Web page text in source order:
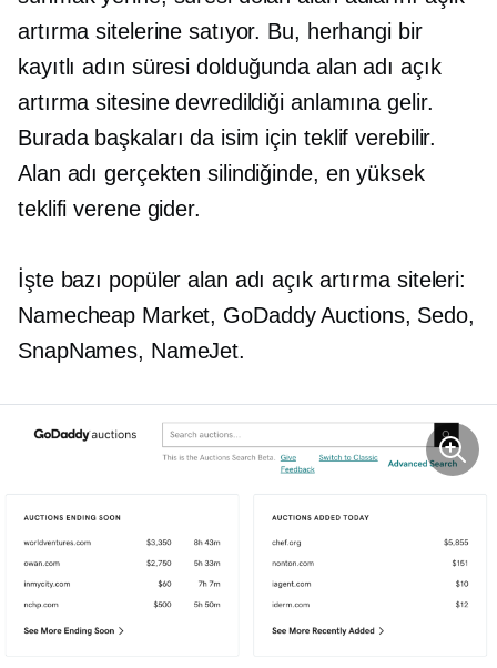
artırma sitelerine satıyor. Bu, herhangi bir
kayıtlı adın süresi dolduğunda alan adı açık
artırma sitesine devredildiği anlamına gelir.
Burada başkaları da isim için teklif verebilir.
Alan adı gerçekten silindiğinde, en yüksek
teklifi verene gider.
İşte bazı popüler alan adı açık artırma siteleri:
Namecheap Market, GoDaddy Auctions, Sedo,
SnapNames, NameJet.